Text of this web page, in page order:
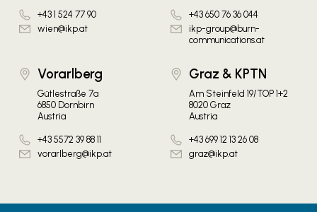
+43 1 524 77 90
wien@ikp.at
+43 650 76 36 044
ikp-group@burn-
communications.at
Vorarlberg
Gütlestraße 7a
6850 Dornbirn
Austria
+43 5572 39 88 11
vorarlberg@ikp.at
Graz & KPTN
Am Steinfeld 19/TOP 1+2
8020 Graz
Austria
+43 699 12 13 26 08
graz@ikp.at